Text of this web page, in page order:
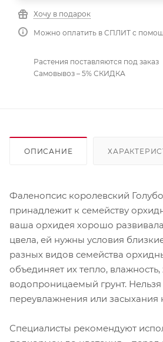
Хочу в подарок
Можно оплатить в СПЛИТ с
Растения поставляются под заказ
Самовывоз – 5% СКИДКА
ОПИСАНИЕ
Фаленопсис королевский
принадлежит к семейству
ваша орхидея хорошо
цвела, ей нужны условия
разных видов семейства
объединяет их тепло,
водопроницаемый грунт. Нельзя
переувлажнения или засыхания
Специалисты рекомендуют